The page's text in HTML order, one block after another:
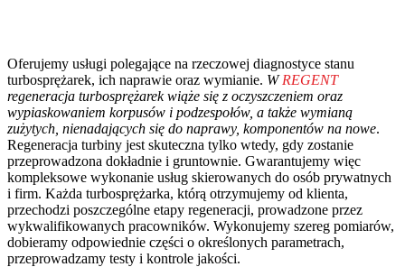
Oferujemy usługi polegające na rzeczowej diagnostyce stanu
turbosprężarek, ich naprawie oraz wymianie. WREGENT
regeneracja turbosprężarek wiąże się z oczyszczeniem oraz
wypiaskowaniem korpusów i podzespołów, a także wymianą
zużytych, nienadających się do naprawy, komponentów na nowe.
Regeneracja turbiny jest skuteczna tylko wtedy, gdy zostanie
przeprowadzona dokładnie i gruntownie. Gwarantujemy więc
kompleksowe wykonanie usług skierowanych do osób prywatnych
i firm. Każda turbosprężarka, którą otrzymujemy od klienta,
przechodzi poszczególne etapy regeneracji, prowadzone przez
wykwalifikowanych pracowników. Wykonujemy szereg pomiarów,
dobieramy odpowiednie części o określonych parametrach,
przeprowadzamy testy i kontrole jakości.